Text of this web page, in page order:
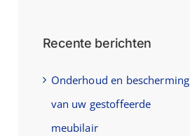
Recente berichten
Onderhoud en bescherming
van uw gestoffeerde
meubilair